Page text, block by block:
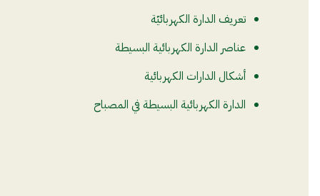
تعريف الدارة الكهربائيّة
عناصر الدارة الكهربائية البسيطة
أشكال الدارات الكهربائية
الدارة الكهربائية البسيطة في المصباح